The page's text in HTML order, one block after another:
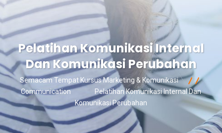
Pelatihan Komunikasi Internal
Dan Komunikasi Perubahan
Semacam Tempat Kursus Marketing & Komunikasi
Communication
Pelatihan Komunikasi Internal Dan
Komunikasi Perubahan